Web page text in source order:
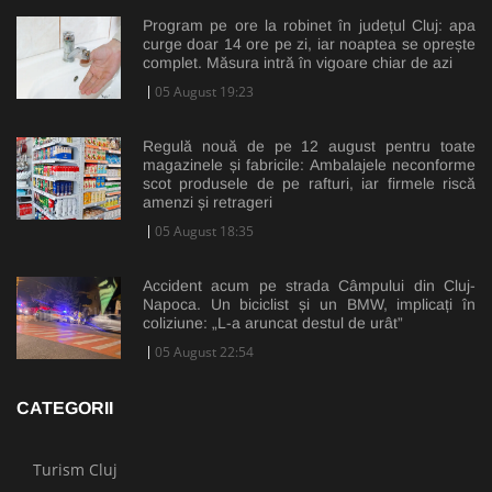
Program pe ore la robinet în județul Cluj: apa
curge doar 14 ore pe zi, iar noaptea se oprește
complet. Măsura intră în vigoare chiar de azi
05 August 19:23
Regulă nouă de pe 12 august pentru toate
magazinele și fabricile: Ambalajele neconforme
scot produsele de pe rafturi, iar firmele riscă
amenzi și retrageri
05 August 18:35
Accident acum pe strada Câmpului din Cluj-
Napoca. Un biciclist și un BMW, implicați în
coliziune: „L-a aruncat destul de urât”
05 August 22:54
CATEGORII
Turism Cluj